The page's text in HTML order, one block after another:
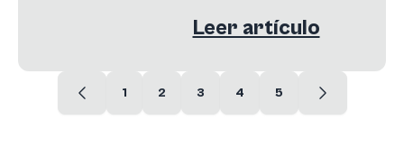
Leer artículo
1 2 3 4 5